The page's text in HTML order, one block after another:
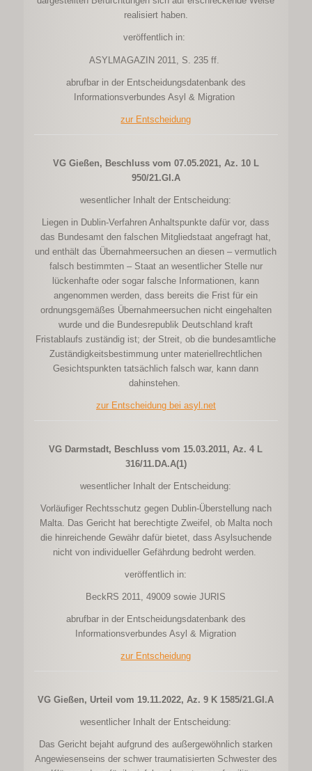
realisiert haben.
veröffentlich in:
ASYLMAGAZIN 2011, S. 235 ff.
abrufbar in der Entscheidungsdatenbank des
Informationsverbundes Asyl & Migration
zur Entscheidung
VG Gießen, Beschluss vom 07.05.2021, Az. 10 L
950/21.GI.A
wesentlicher Inhalt der Entscheidung:
Liegen in Dublin-Verfahren Anhaltspunkte dafür vor, dass
das Bundesamt den falschen Mitgliedstaat angefragt hat,
und enthält das Übernahmeersuchen an diesen – vermutlich
falsch bestimmten – Staat an wesentlicher Stelle nur
lückenhafte oder sogar falsche Informationen, kann
angenommen werden, dass bereits die Frist für ein
ordnungsgemäßes Übernahmeersuchen nicht eingehalten
wurde und die Bundesrepublik Deutschland kraft
Fristablaufs zuständig ist; der Streit, ob die bundesamtliche
Zuständigkeitsbestimmung unter materiellrechtlichen
Gesichtspunkten tatsächlich falsch war, kann dann
dahinstehen.
zur Entscheidung bei asyl.net
VG Darmstadt, Beschluss vom 15.03.2011, Az. 4 L
316/11.DA.A(1)
wesentlicher Inhalt der Entscheidung:
Vorläufiger Rechtsschutz gegen Dublin-Überstellung nach
Malta. Das Gericht hat berechtigte Zweifel, ob Malta noch
die hinreichende Gewähr dafür bietet, dass Asylsuchende
nicht von individueller Gefährdung bedroht werden.
veröffentlich in:
BeckRS 2011, 49009 sowie JURIS
abrufbar in der Entscheidungsdatenbank des
Informationsverbundes Asyl & Migration
zur Entscheidung
VG Gießen, Urteil vom 19.11.2022, Az. 9 K 1585/21.GI.A
wesentlicher Inhalt der Entscheidung:
Das Gericht bejaht aufgrund des außergewöhnlich starken
Angewiesenseins der schwer traumatisierten Schwester des